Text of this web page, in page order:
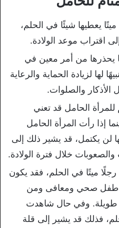
يعطيها شيئًا في الحلم،
اقتراب موعد الولادة.
يحذرها من أمر معين في
لها لزيادة الحماية والرعاية
الأذكار والصلوات.
الحامل قد تعني
إذا رأت المرأة الحامل
لن يكتمل، قد يشير ذلك إلى
خلال فترة الولادة.
رجلًا ميتًا في الحلم، فقد يكون
طفل صحي ومعافى ومن
طويلة. وفي حال شاهدت
فذلك قد يشير إلى قلة